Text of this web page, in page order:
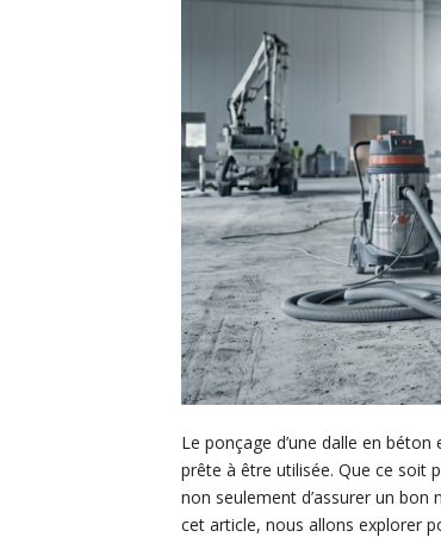
Le ponçage d’une dalle en
prête à être utilisée. Que ce soit
non seulement d’assurer un
cet article, nous allons explorer